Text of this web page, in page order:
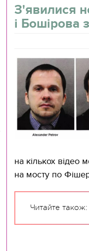
З'явилися
і Бошірова
на кількох відео
на мосту по
Читайте також: